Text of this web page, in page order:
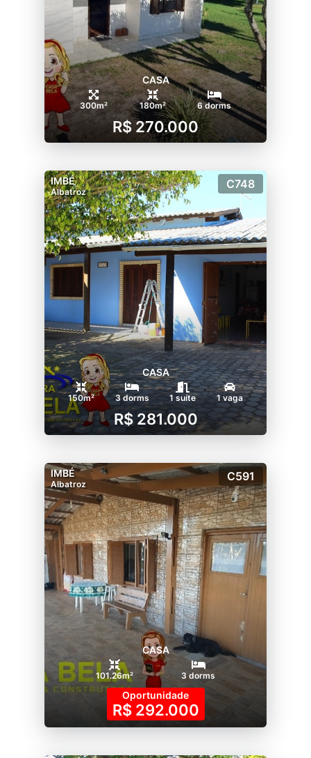
CASA
300m² 180m² 6 dorms
R$ 270.000
IMBÉ
Albatroz
C748
CASA
150m² 3 dorms 1 suíte 1 vaga
R$ 281.000
IMBÉ
Albatroz
C591
CASA
101.26m² 3 dorms
Oportunidade
R$ 292.000